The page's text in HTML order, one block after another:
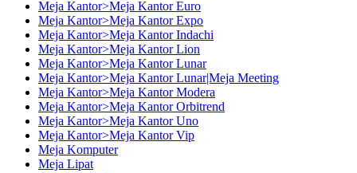
Meja Kantor>Meja Kantor Euro
Meja Kantor>Meja Kantor Expo
Meja Kantor>Meja Kantor Indachi
Meja Kantor>Meja Kantor Lion
Meja Kantor>Meja Kantor Lunar
Meja Kantor>Meja Kantor Lunar|Meja Meeting
Meja Kantor>Meja Kantor Modera
Meja Kantor>Meja Kantor Orbitrend
Meja Kantor>Meja Kantor Uno
Meja Kantor>Meja Kantor Vip
Meja Komputer
Meja Lipat